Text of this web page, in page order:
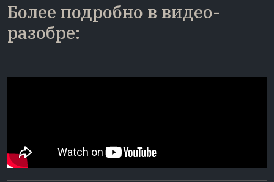
Более подробно в видео-
разобре: